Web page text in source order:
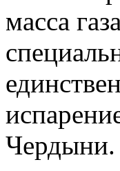
масса
Чердыни.